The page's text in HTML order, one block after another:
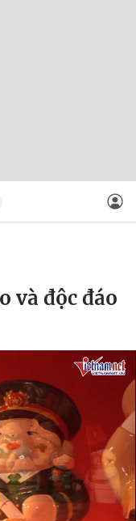
và độc đáo